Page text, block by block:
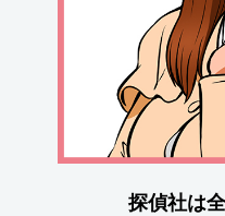
探偵社は